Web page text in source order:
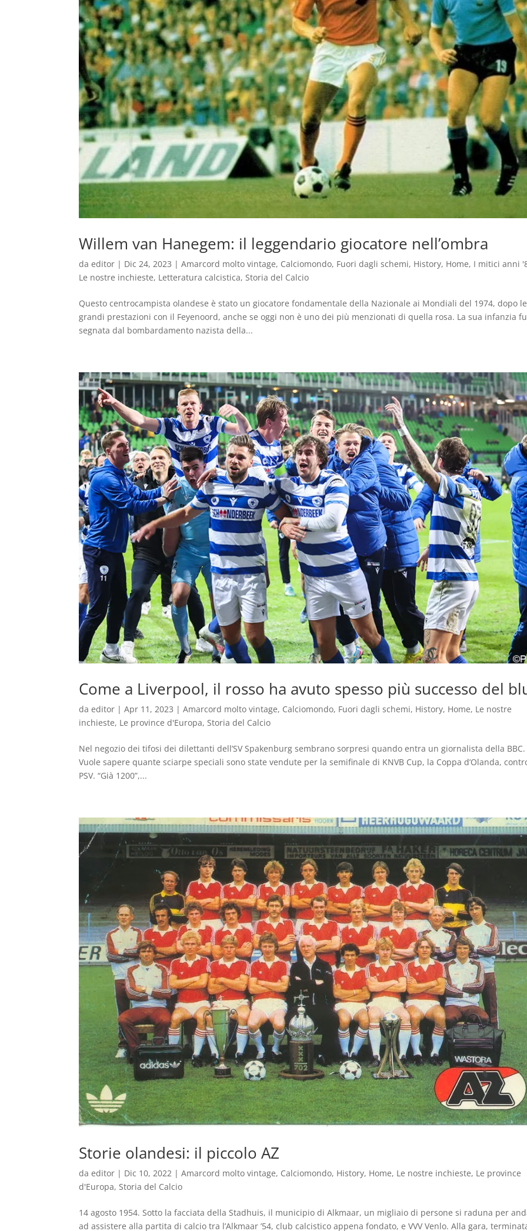
Willem van Hanegem: il leggendario giocatore nell’ombra
daeditor | Dic 24, 2023 |Amarcord molto vintage, Calciomondo, Fuori dagli schemi, History, Home, I mitici anni
Le nostre inchieste, Letteratura calcistica,Storia del Calcio
Questo centrocampista olandese è stato un giocatore fondamentale della Nazionale ai Mondiali del 1974, dopo le
grandi prestazioni con il Feyenoord, anche se oggi non è uno dei più menzionati di quella rosa. La sua infanzia fu
segnata dal bombardamento nazista della...
Come a Liverpool, il rosso ha avuto spesso più successo del
daeditor |Apr 11, 2023 |Amarcord molto vintage, Calciomondo, Fuori dagli schemi, History, Home, Le nostre
inchieste, Le province d'Europa,Storia del Calcio
Nel negozio dei tifosi dei dilettanti dell’SV Spakenburg sembrano sorpresi quando entra un giornalista della BBC.
Vuole sapere quante sciarpe speciali sono state vendute per la semifinale di KNVB Cup, la Coppa d’Olanda,
PSV. “Già 1200”,...
Storie olandesi: il piccolo AZ
daeditor | Dic 10, 2022 |Amarcord molto vintage, Calciomondo, History, Home, Le nostre inchieste, Le province
d'Europa, Storia del Calcio
14 agosto 1954. Sotto la facciata della Stadhuis, il municipio di Alkmaar, un migliaio di persone si raduna per
ad assistere alla partita di calcio tra l’Alkmaar ’54, club calcistico appena fondato, e VVV Venlo. Alla gara,